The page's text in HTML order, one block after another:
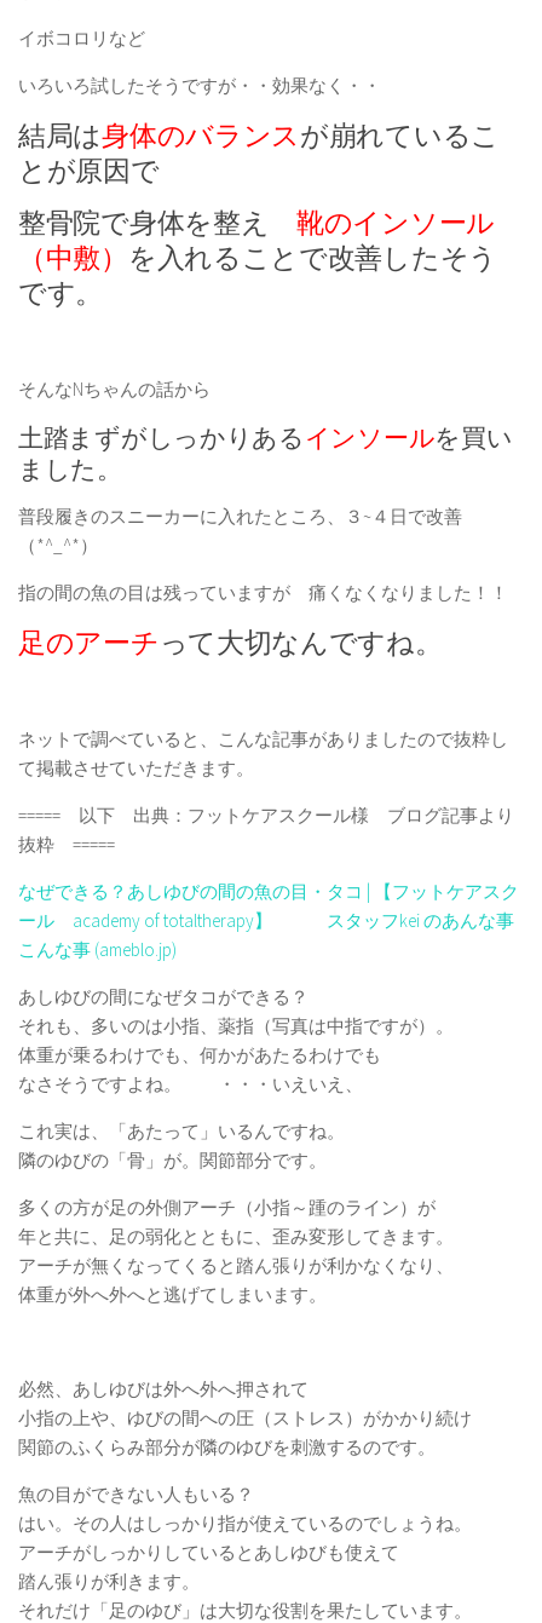
イボコロリなど
いろいろ試したそうですが・・効果なく・・
結局は身体のバランスが崩れているこ
とが原因で
整骨院で身体を整え 靴のインソール
（中敷） を入れることで改善したそう
です。
そんなNちゃんの話から
土踏まずがしっかりあるインソールを買い
ました。
普段履きのスニーカーに入れたところ、３~４日で改善
（*^_^*）
指の間の魚の目は残っていますが 痛くなくなりました！！
足のアーチって大切なんですね。
ネットで調べていると、こんな記事がありましたので抜粋し
て掲載させていただきます。
===== 以下 出典：フットケアスクール様 ブログ記事より
抜粋 =====
なぜできる？あしゆびの間の魚の目・タコ | 【フットケアスク
ール academy of totaltherapy】 スタッフkei のあんな事
こんな事 (ameblo.jp)
あしゆびの間になぜタコができる？
それも、多いのは小指、薬指（写真は中指ですが）。
体重が乗るわけでも、何かがあたるわけでも
なさそうですよね。 ・・・いえいえ、
これ実は、「あたって」いるんですね。
隣のゆびの「骨」が。関節部分です。
多くの方が足の外側アーチ（小指～踵のライン）が
年と共に、足の弱化とともに、歪み変形してきます。
アーチが無くなってくると踏ん張りが利かなくなり、
体重が外へ外へと逃げてしまいます。
必然、あしゆびは外へ外へ押されて
小指の上や、ゆびの間への圧（ストレス）がかかり続け
関節のふくらみ部分が隣のゆびを刺激するのです。
魚の目ができない人もいる？
はい。その人はしっかり指が使えているのでしょうね。
アーチがしっかりしているとあしゆびも使えて
踏ん張りが利きます。
それだけ「足のゆび」は大切な役割を果たしています。